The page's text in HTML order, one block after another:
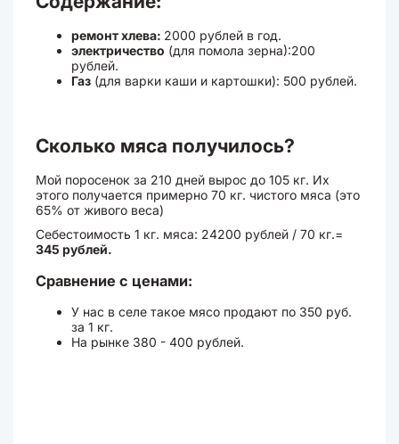
ремонт хлева: 2000 рублей в год.
электричество (для помола зерна):200
рублей.
Газ (для варки каши и картошки): 500 рублей.
Сколько мяса получилось?
Мой поросенок за 210 дней вырос до 105 кг. Их
этого получается примерно 70 кг. чистого мяса (это
65% от живого веса)
Себестоимость 1 кг. мяса: 24200 рублей / 70 кг.=
345 рублей.
Сравнение с ценами:
У нас в селе такое мясо продают по 350 руб.
за 1 кг.
На рынке 380 - 400 рублей.